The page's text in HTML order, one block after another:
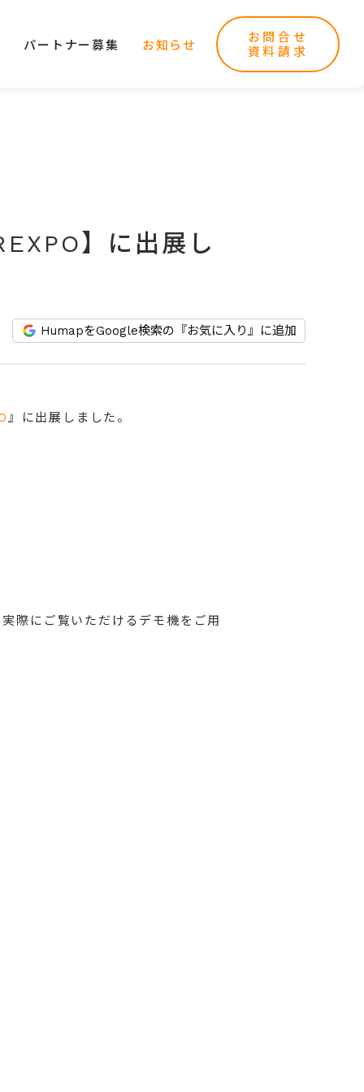
パートナー募集 お知らせ
お問合せ
資料請求
】に出展し
HumapをGoogle検索の『お気に入り』に追加
』に出展しました。
際にご覧いただけるデモ機をご用